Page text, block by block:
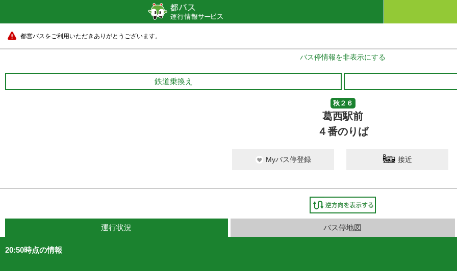
都営バスをご利用いただきありがとうございます。
バス停情報を非表示にする
鉄道乗換え
秋２６
葛西駅前
４番のりば
Myバス停登録 接近
運行状況 バス停地図
20:50時点の情報